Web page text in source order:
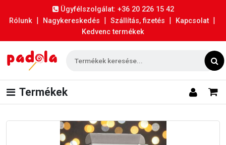
Ügyfélszolgálat: +36 20 226 15 42
Rólunk | Nagykereskedés | Szállítás, fizetés | Kapcsolat |
Kedvenc termékek
Termékek